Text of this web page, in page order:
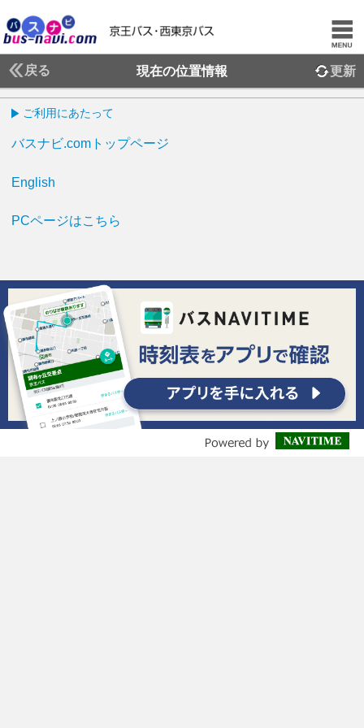
戻る 現在の位置情報 更新
ご利用にあたって
バスナビ.comトップページ
English
PCページはこちら